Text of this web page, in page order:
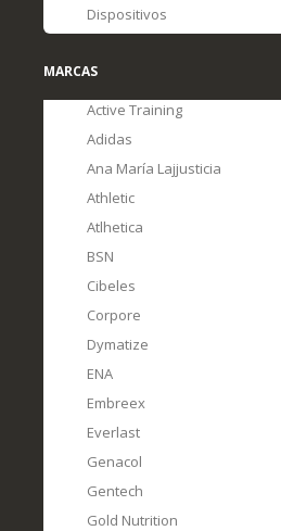
Dispositivos
MARCAS
Active Training
Adidas
Ana María Lajjusticia
Athletic
Atlhetica
BSN
Cibeles
Corpore
Dymatize
ENA
Embreex
Everlast
Genacol
Gentech
Gold Nutrition